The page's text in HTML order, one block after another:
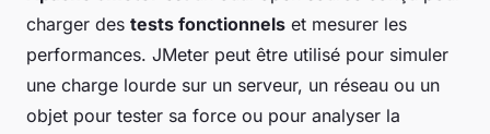
charger des tests fonctionnels et mesurer les
performances. JMeter peut être utilisé pour simuler
une charge lourde sur un serveur, un réseau ou un
objet pour tester sa force ou pour analyser la